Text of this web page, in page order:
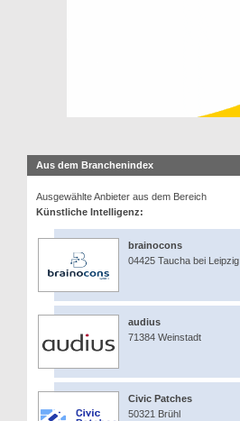
Aus dem Branchenindex
Ausgewählte Anbieter aus dem Bereich
Künstliche Intelligenz:
brainocons
04425 Taucha bei Leipzig
audius
71384 Weinstadt
Civic Patches
50321 Brühl